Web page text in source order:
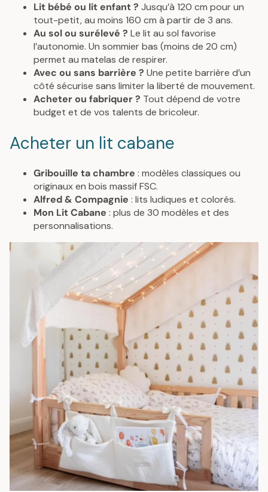
Lit bébé ou lit enfant ? Jusqu’à 120 cm pour un
tout-petit, au moins 160 cm à partir de 3 ans.
Au sol ou surélevé ? Le lit au sol favorise
l’autonomie. Un sommier bas (moins de 20 cm)
permet au matelas de respirer.
Avec ou sans barrière ? Une petite barrière d’un
côté sécurise sans limiter la liberté de mouvement.
Acheter ou fabriquer ? Tout dépend de votre
budget et de vos talents de bricoleur.
Acheter un lit cabane
Gribouille ta chambre : modèles classiques ou
originaux en bois massif FSC.
Alfred & Compagnie : lits ludiques et colorés.
Mon Lit Cabane : plus de 30 modèles et des
personnalisations.